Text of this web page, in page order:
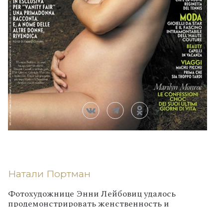
Натали Портман
Фотохудожнице Энни Лейбовиц удалось
продемонстрировать женственность и